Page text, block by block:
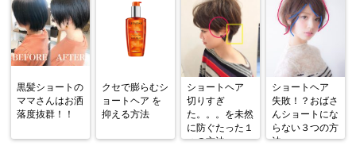
黒髪ショートの
ママさんはお洒
落度抜群！！
クセで膨らむシ
ョートヘア を
抑える方法
ショートヘア
切りすぎ
た。。。を未然
に防ぐたった１
つの方法
ショートヘア
失敗！？おばさ
んショートにな
らない３つの方
法